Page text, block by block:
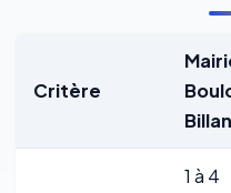
Critère
1 à 4